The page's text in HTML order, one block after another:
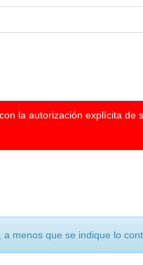
la autorización explícita de
menos que se indique lo